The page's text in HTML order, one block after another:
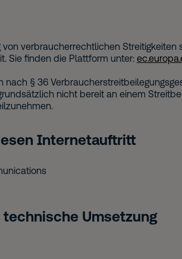
verbraucherrechtlichen
Sie finden die Plattform unter:
§ 36
nicht bereit an einem
Internetauftritt
Umsetzung